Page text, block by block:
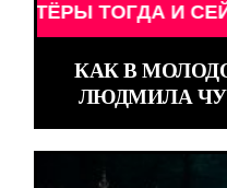
И СЕЙЧАС ///
КАК В
ЛЮДМИЛА